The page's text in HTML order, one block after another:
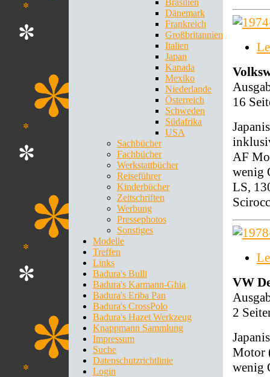
Brasilien
Dänemark
Frankreich
Großbritannien
Italien
Japan
Kanada
Mexiko
Niederlande
Österreich
Schweden
Südafrika
USA
Sachbücher
Fachbücher
Werkstattbücher
Reiseführer
Kinderbücher
Zeitschriften
Werbung
Pressephotos
Sonstiges
Modelle
Treffen
Links
Badura's Bulli
Badura's Karmann-Ghia
Badura's Eriba Pan
Badura's CrossPolo
Badura's Hazet Werkzeug
Knappmann Sammlung
Impressum
Suche
Datenschutzrichtlinie
Login
16
AF
wenig
LS,
VW
2
Motor
wenig